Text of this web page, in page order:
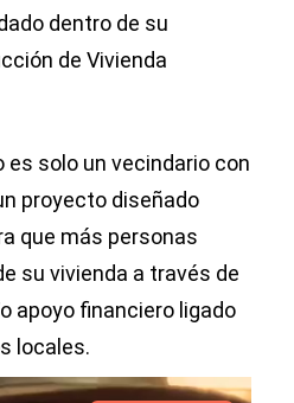
dentro de su
de Vivienda
es solo un vecindario con
proyecto diseñado
que más personas
su vivienda a través de
apoyo financiero ligado
locales.